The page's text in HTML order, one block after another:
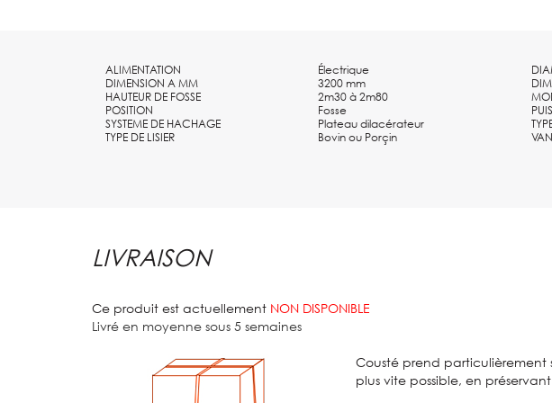
- Recyclage du lisier dans la fosse grâce à la vanne orientable
ALIMENTATION Électrique
DIMENSION A MM
3200 mm
HAUTEUR DE FOSSE
2m30 à 2m80
POSITION
Fosse
SYSTEME DE HACHAGE
Plateau dilacérateur
TYPE DE LISIER
Bovin ou Porçin
LIVRAISON
Ce produit est actuellement NON DISPONIBLE
Livré en moyenne sous 5 semaines
Cousté prend particulièrement
plus vite possible, en